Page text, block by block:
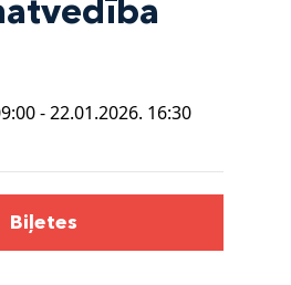
- 22.01.2026. 16:30
Biļetes